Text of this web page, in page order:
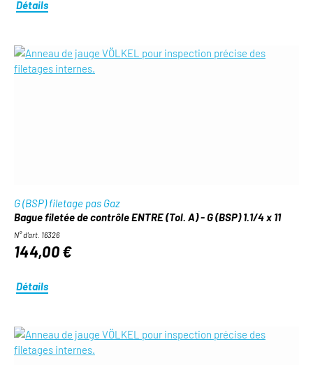
Détails
G (BSP) filetage pas Gaz
Bague filetée de contrôle ENTRE (Tol. A) - G (BSP) 1.1/4 x 11
N° d'art. 16326
144,00 €
Détails